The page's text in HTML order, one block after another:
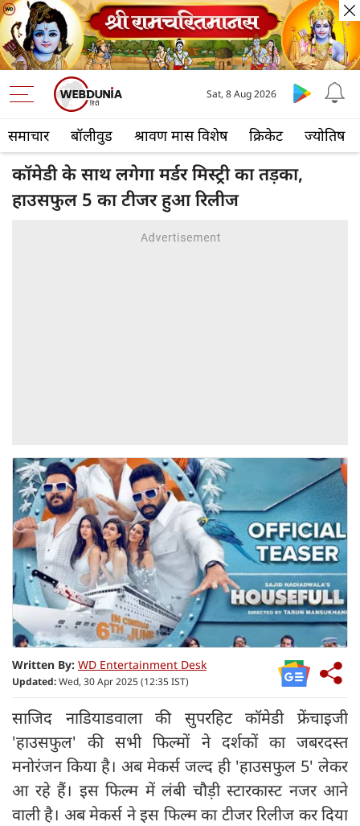
समाचार बॉलीवुड श्रावण मास विशेष क्रिकेट ज्योतिष
Sat, 8 Aug 2026
कॉमेडी के साथ लगेगा मर्डर मिस्ट्री का तड़का,
हाउसफुल 5 का टीजर हुआ रिलीज
Written By: WD Entertainment Desk
Updated:Wed, 30 Apr 2025 (12:35 IST)
साजिद नाडियाडवाला की सुपरहिट कॉमेडी फ्रेंचाइजी
'हाउसफुल' की सभी फिल्मों ने दर्शकों का जबरदस्त
मनोरंजन किया है। अब मेकर्स जल्द ही 'हाउसफुल 5' लेकर
आ रहे हैं। इस फिल्म में लंबी चौड़ी स्टारकास्ट नजर आने
वाली है। अब मेकर्स ने इस फिल्म का टीजर रिलीज कर दिया